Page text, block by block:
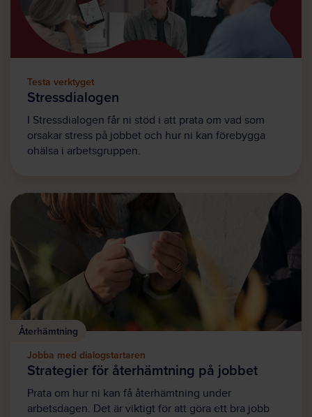
Testa verktyget
Stressdialogen
I Stressdialogen får ni stöd i att prata om vad som
orsakar stress på jobbet och hur ni kan förebygga
ohälsa i arbetsgruppen.
Återhämtning
Jobba med dialogstartaren
Strategier för återhämtning på jobbet
Prata om hur ni kan få återhämtning under
arbetsdagen. Det är viktigt för att göra ett bra jobb